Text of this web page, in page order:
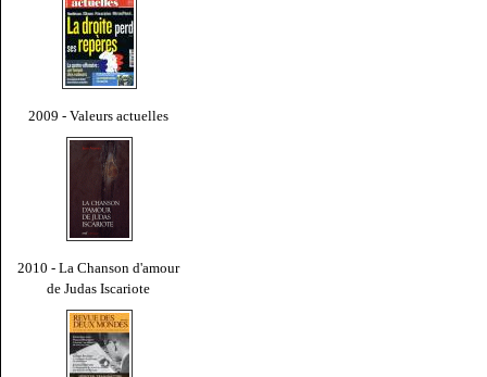
2009 - Valeurs actuelles
2010 - La Chanson d'amour
de Judas Iscariote